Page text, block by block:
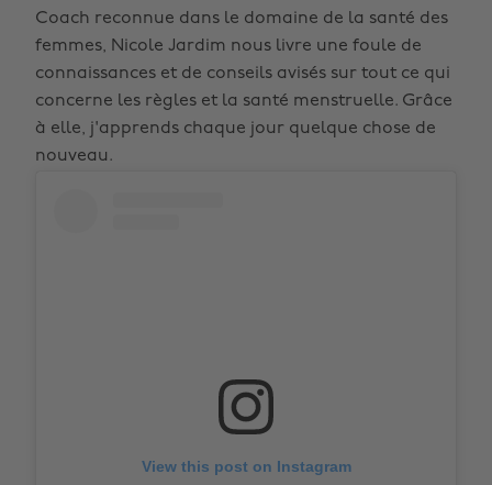
Coach reconnue dans le domaine de la santé des
femmes, Nicole Jardim nous livre une foule de
connaissances et de conseils avisés sur tout ce qui
concerne les règles et la santé menstruelle. Grâce
à elle, j'apprends chaque jour quelque chose de
nouveau.
View this post on Instagram